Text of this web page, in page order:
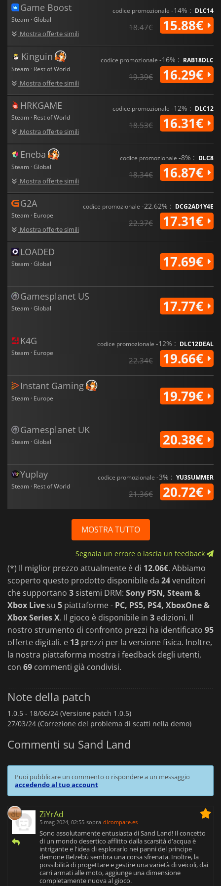
dà vita al mondo desertico. La colonna sonora dinamica
combina elementi orchestrali ed elettronici, aumentando la
tensione durante le battaglie epiche e aumentando il senso di
meraviglia durante l'esplorazione di un mondo in cui ogni
granello di sabbia racconta una storia.
Con la sua miscela unica di esplorazione, azione, strategia e
umorismo,Sand Land
offre un'avventura fresca e
indimenticabile in un mondo in cui la sopravvivenza dipende
preziosa di tutte: l'acqua.
Game Boost
Steam · Global
Mostra offerte simili
codice promozionale -14% : DLC14
18.47€ 15.88€
Kinguin
Steam · Rest of World
Mostra offerte simili
codice promozionale -16% : RAB18DLC
19.39€ 16.29€
HRKGAME
Steam · Rest of World
Mostra offerte simili
codice promozionale -12% : DLC12
18.53€ 16.31€
Eneba
Steam · Global
Mostra offerte simili
codice promozionale -8% : DLC8
18.34€ 16.87€
G2A
Steam · Europe
Mostra offerte simili
codice promozionale -22.62% : DCG2AD1Y4E
22.37€ 17.31€
LOADED
Steam · Global 17.69€
Gamesplanet US
Steam · Global 17.77€
K4G
Steam · Europe
codice promozionale -12% : DLC12DEAL
22.34€ 19.66€
Instant Gaming
Steam · Europe 19.79€
Gamesplanet UK
Steam · Global 20.38€
Yuplay
Steam · Rest of World
codice promozionale -3% : YU3SUMMER
21.36€ 20.72€
MOSTRA TUTTO
Segnala un errore o lascia un feedback
(*) Il miglior prezzo attualmente è di 12.06€. Abbiamo
scoperto questo prodotto disponibile da 24venditori
che supportano 3 sistemi DRM: Sony PSN, Steam &
Xbox Live su 5 piattaforme - PC, PS5, PS4, XboxOne &
Xbox Series X. Il gioco è disponibile in 3 edizioni. Il
nostro strumento di confronto prezzi ha identificato 95
offerte digitali. e 13 prezzi per la versione fisica. Inoltre,
la nostra piattaforma mostra i feedback degli utenti,
con 69 commenti già condivisi.
Note della patch
1.0.5 - 18/06/24 (Versione patch 1.0.5)
27/03/24 (Correzione del problema di scatti nella demo)
Commenti su Sand Land
Puoi pubblicare un commento o rispondere a un messaggio
accedendo al tuo account
ZiYrAd
5 mag 2024, 02:55 sopra dlcompare.es
Sono assolutamente entusiasta di Sand Land! Il concetto
di un mondo desertico afflitto dalla scarsità d'acqua è
intrigante e l'idea di esplorarlo nei panni del principe
demone Belzebù sembra una corsa sfrenata. Inoltre, la
possibilità di progettare e gestire una varietà di veicoli, dai
carri armati alle moto, aggiunge una dimensione
completamente nuova al gioco.